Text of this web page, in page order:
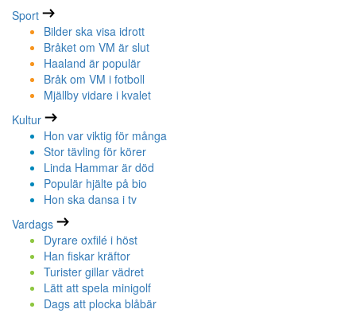
Sport
Bilder ska visa idrott
Bråket om VM är slut
Haaland är populär
Bråk om VM i fotboll
Mjällby vidare i kvalet
Kultur
Hon var viktig för många
Stor tävling för körer
Linda Hammar är död
Populär hjälte på bio
Hon ska dansa i tv
Vardags
Dyrare oxfilé i höst
Han fiskar kräftor
Turister gillar vädret
Lätt att spela minigolf
Dags att plocka blåbär